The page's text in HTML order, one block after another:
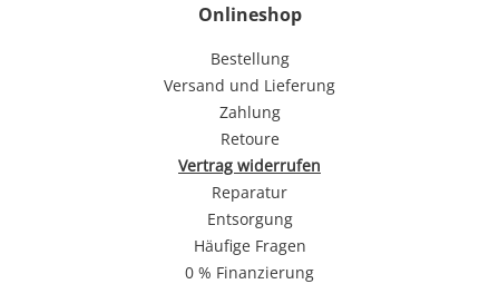
Onlineshop
Bestellung
Versand und Lieferung
Zahlung
Retoure
Vertrag widerrufen
Reparatur
Entsorgung
Häufige Fragen
0 % Finanzierung